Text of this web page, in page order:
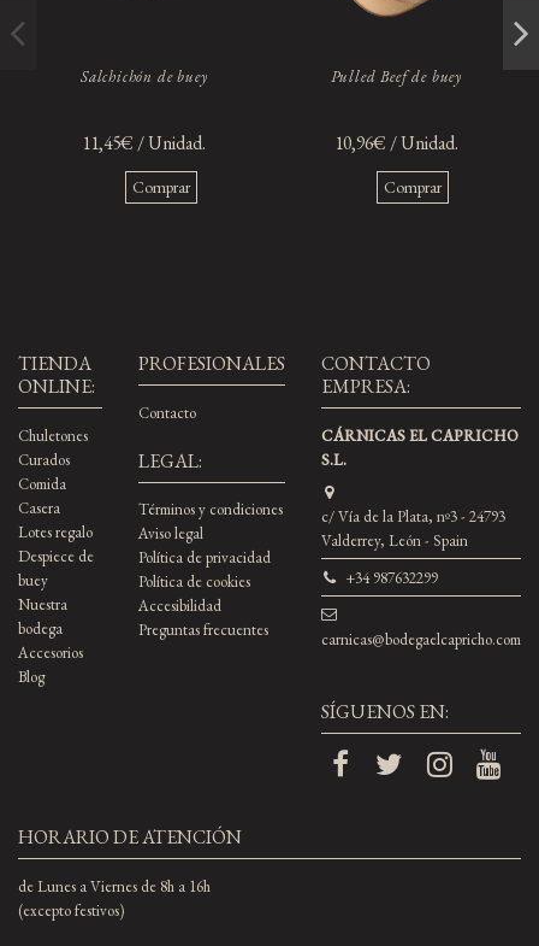
Salchichón de buey
11,45€ / Unidad.
Comprar
Pulled Beef de buey
10,96€ / Unidad.
Comprar
TIENDA
ONLINE:
Chuletones
Curados
Comida
Casera
Lotes regalo
Despiece de
buey
Nuestra
bodega
Accesorios
Blog
PROFESIONALES
Contacto
LEGAL:
Términos y condiciones
Aviso legal
Política de privacidad
Política de cookies
Accesibilidad
Preguntas frecuentes
CONTACTO
EMPRESA:
CÁRNICAS EL CAPRICHO
S.L.
c/ Vía de la Plata, nº3 - 24793
Valderrey, León - Spain
+34 987632299
carnicas@bodegaelcapricho.com
SÍGUENOS EN:
HORARIO DE ATENCIÓN
de Lunes a Viernes de 8h a 16h
(excepto festivos)